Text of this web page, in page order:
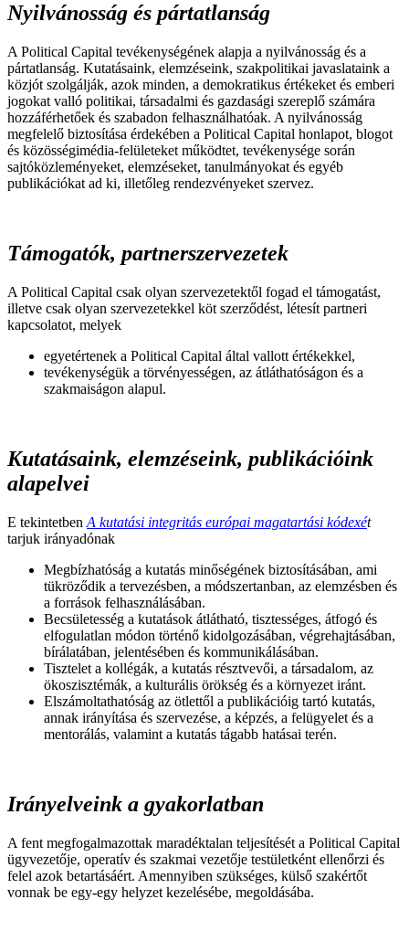
Nyilvánosság és pártatlanság
A Political Capital tevékenységének alapja a nyilvánosság és a
pártatlanság. Kutatásaink, elemzéseink, szakpolitikai javaslataink a
közjót szolgálják, azok minden, a demokratikus értékeket és emberi
jogokat valló politikai, társadalmi és gazdasági szereplő számára
hozzáférhetőek és szabadon felhasználhatóak. A nyilvánosság
megfelelő biztosítása érdekében a Political Capital honlapot, blogot
és közösségimédia-felületeket működtet, tevékenysége során
sajtóközleményeket, elemzéseket, tanulmányokat és egyéb
publikációkat ad ki, illetőleg rendezvényeket szervez.
Támogatók, partnerszervezetek
A Political Capital csak olyan szervezetektől fogad el támogatást,
illetve csak olyan szervezetekkel köt szerződést, létesít partneri
kapcsolatot, melyek
egyetértenek a Political Capital által vallott értékekkel,
tevékenységük a törvényességen, az átláthatóságon és a
szakmaiságon alapul.
Kutatásaink, elemzéseink, publikációink
alapelvei
E tekintetben A kutatási integritás európai magatartási kódexét
tarjuk irányadónak
Megbízhatóság a kutatás minőségének biztosításában, ami
tükröződik a tervezésben, a módszertanban, az elemzésben és
a források felhasználásában.
Becsületesség a kutatások átlátható, tisztességes, átfogó és
elfogulatlan módon történő kidolgozásában, végrehajtásában,
bírálatában, jelentésében és kommunikálásában.
Tisztelet a kollégák, a kutatás résztvevői, a társadalom, az
ökoszisztémák, a kulturális örökség és a környezet iránt.
Elszámoltathatóság az ötlettől a publikációig tartó kutatás,
annak irányítása és szervezése, a képzés, a felügyelet és a
mentorálás, valamint a kutatás tágabb hatásai terén.
Irányelveink a gyakorlatban
A fent megfogalmazottak maradéktalan teljesítését a Political Capital
ügyvezetője, operatív és szakmai vezetője testületként ellenőrzi és
felel azok betartásáért. Amennyiben szükséges, külső szakértőt
vonnak be egy-egy helyzet kezelésébe, megoldásába.